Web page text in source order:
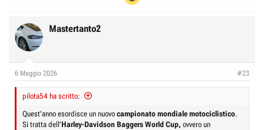
Mastertanto2
6 Maggio 2026 #23
pilota54 ha scritto:
Quest'anno esordisce un nuovo campionato mondiale motociclistico.
Si tratta dell'Harley-Davidson Baggers World Cup, ovvero un